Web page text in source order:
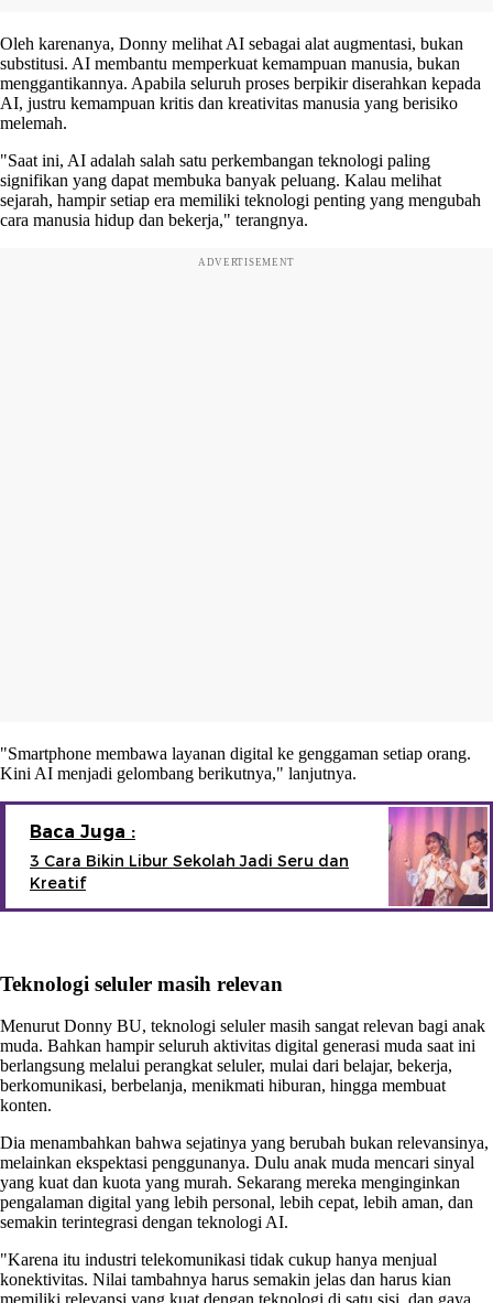
Oleh karenanya, Donny melihat AI sebagai alat augmentasi, bukan
substitusi. AI membantu memperkuat kemampuan manusia, bukan
menggantikannya. Apabila seluruh proses berpikir diserahkan kepada
AI, justru kemampuan kritis dan kreativitas manusia yang berisiko
melemah.
"Saat ini, AI adalah salah satu perkembangan teknologi paling
signifikan yang dapat membuka banyak peluang. Kalau melihat
sejarah, hampir setiap era memiliki teknologi penting yang mengubah
cara manusia hidup dan bekerja," terangnya.
ADVERTISEMENT
"Smartphone membawa layanan digital ke genggaman setiap orang.
Kini AI menjadi gelombang berikutnya," lanjutnya.
Baca Juga :
3 Cara Bikin Libur Sekolah Jadi Seru dan
Kreatif
Teknologi seluler masih relevan
Menurut Donny BU, teknologi seluler masih sangat relevan bagi anak
muda. Bahkan hampir seluruh aktivitas digital generasi muda saat ini
berlangsung melalui perangkat seluler, mulai dari belajar, bekerja,
berkomunikasi, berbelanja, menikmati hiburan, hingga membuat
konten.
Dia menambahkan bahwa sejatinya yang berubah bukan relevansinya,
melainkan ekspektasi penggunanya. Dulu anak muda mencari sinyal
yang kuat dan kuota yang murah. Sekarang mereka menginginkan
pengalaman digital yang lebih personal, lebih cepat, lebih aman, dan
semakin terintegrasi dengan teknologi AI.
"Karena itu industri telekomunikasi tidak cukup hanya menjual
konektivitas. Nilai tambahnya harus semakin jelas dan harus kian